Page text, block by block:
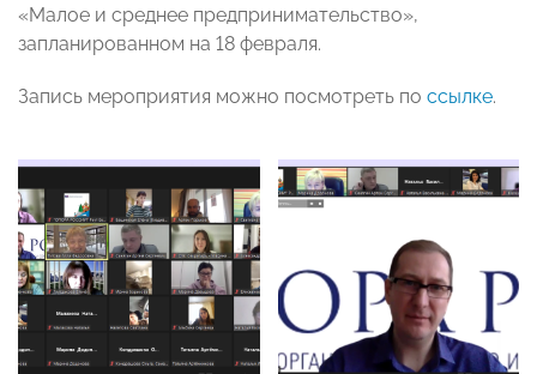
«Малое и среднее предпринимательство»,
запланированном на 18 февраля.
Запись мероприятия можно посмотреть по ссылке.